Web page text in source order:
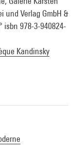
und Verlag GmbH &
isbn 978-3-940824-
Kandinsky